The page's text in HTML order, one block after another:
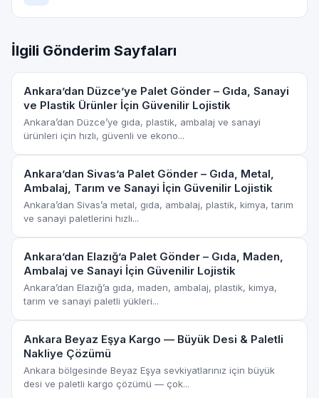
İlgili Gönderim Sayfaları
Ankara’dan Düzce’ye Palet Gönder – Gıda, Sanayi
ve Plastik Ürünler İçin Güvenilir Lojistik
Ankara’dan Düzce’ye gıda, plastik, ambalaj ve sanayi
ürünleri için hızlı, güvenli ve ekono...
Ankara’dan Sivas’a Palet Gönder – Gıda, Metal,
Ambalaj, Tarım ve Sanayi İçin Güvenilir Lojistik
Ankara’dan Sivas’a metal, gıda, ambalaj, plastik, kimya, tarım
ve sanayi paletlerini hızlı...
Ankara’dan Elazığ’a Palet Gönder – Gıda, Maden,
Ambalaj ve Sanayi İçin Güvenilir Lojistik
Ankara’dan Elazığ’a gıda, maden, ambalaj, plastik, kimya,
tarım ve sanayi paletli yükleri...
Ankara Beyaz Eşya Kargo — Büyük Desi & Paletli
Nakliye Çözümü
Ankara bölgesinde Beyaz Eşya sevkiyatlarınız için büyük
desi ve paletli kargo çözümü — çok...